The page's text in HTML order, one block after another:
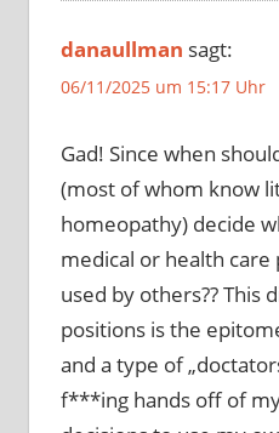
danaullman sagt:
06/11/2025 um 15:17 Uhr
Gad! Since when
(most of whom know
homeopathy) decide
medical or health
used by others?? This
positions is the
and a type of
f***ing hands off of